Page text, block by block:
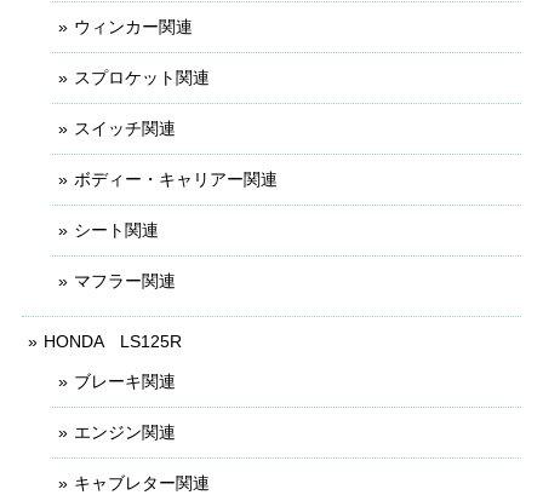
ウィンカー関連
スプロケット関連
スイッチ関連
ボディー・キャリアー関連
シート関連
マフラー関連
HONDA LS125R
ブレーキ関連
エンジン関連
キャブレター関連